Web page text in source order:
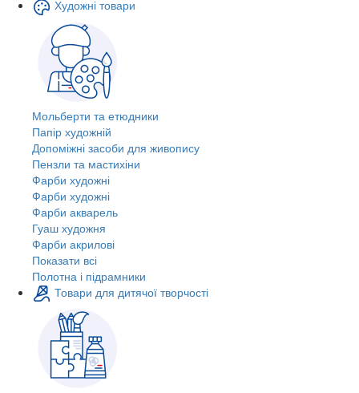
Художні товари
Мольберти та етюдники
Папір художній
Допоміжні засоби для живопису
Пензли та мастихіни
Фарби художні
Фарби художні
Фарби акварель
Гуаш художня
Фарби акрилові
Показати всі
Полотна і підрамники
Товари для дитячої творчості